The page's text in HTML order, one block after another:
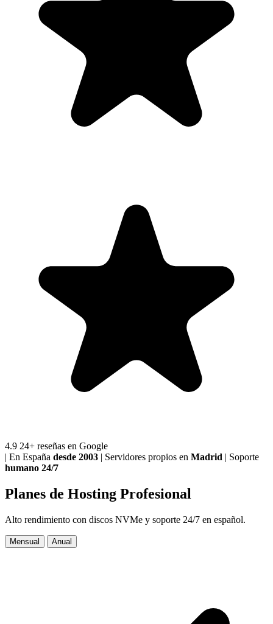
4.9 24+ reseñas en Google
| En España desde 2003 | Servidores propios en Madrid | Soporte
humano 24/7
Planes de Hosting Profesional
Alto rendimiento con discos NVMe y soporte 24/7 en español.
Mensual Anual